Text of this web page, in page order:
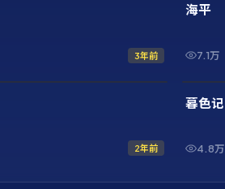
3年前
最新
海平
7.1万
2年前
最新
暮色记
4.8万